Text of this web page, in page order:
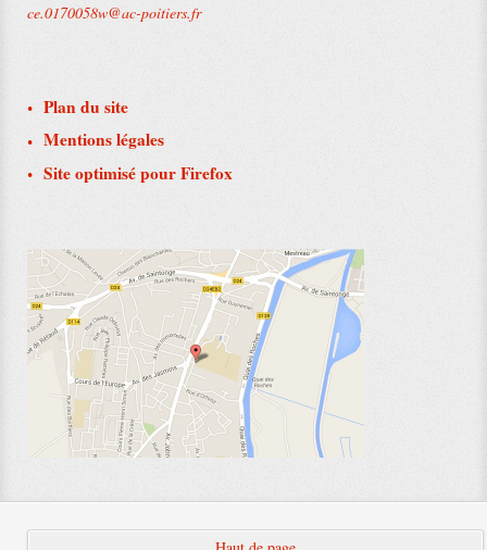
ce.0170058w@ac-poitiers.fr
Plan du site
Mentions légales
Site optimisé pour Firefox